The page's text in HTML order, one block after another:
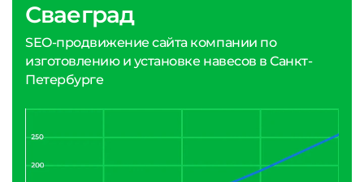
Сваеград
SEO-продвижение сайта компании по
изготовлению и установке навесов в Санкт-
Петербурге